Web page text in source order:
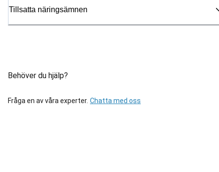
Tillsatta näringsämnen
Behöver du hjälp?
Fråga en av våra experter. Chatta med oss